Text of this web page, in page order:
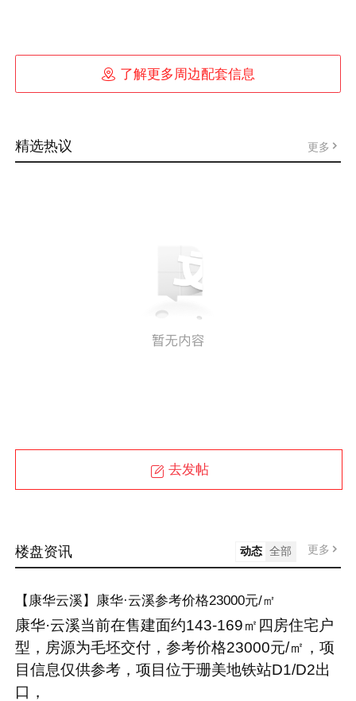
 了解更多周边配套信息
精选热议 更多
去发帖
楼盘资讯 动态 全部 更多
【康华云溪】康华·云溪参考价格23000元/㎡
康华·云溪当前在售建面约143-169㎡四房住宅户
型，房源为毛坯交付，参考价格23000元/㎡，项
目信息仅供参考，项目位于珊美地铁站D1/D2出
口，